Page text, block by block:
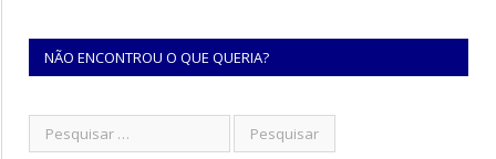
NÃO ENCONTROU O QUE QUERIA?